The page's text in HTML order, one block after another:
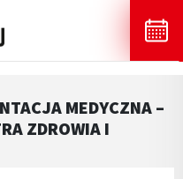
MEDYCZNA –
ZDROWIA I